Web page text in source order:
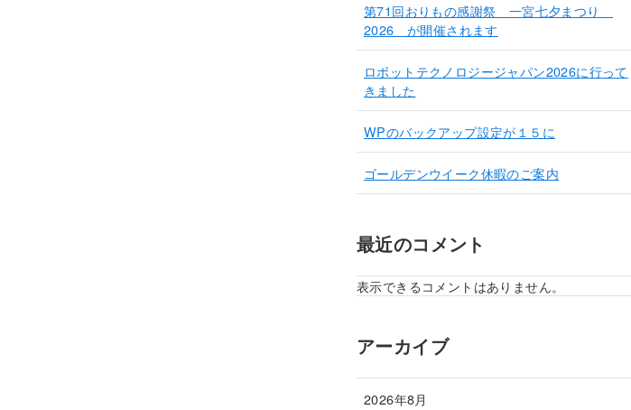
第71回おりもの感謝祭 一宮七夕まつり
2026 が開催されます
ロボットテクノロジージャパン2026に行って
きました
WPのバックアップ設定が１５に
ゴールデンウイーク休暇のご案内
最近のコメント
表示できるコメントはありません。
アーカイブ
2026年8月